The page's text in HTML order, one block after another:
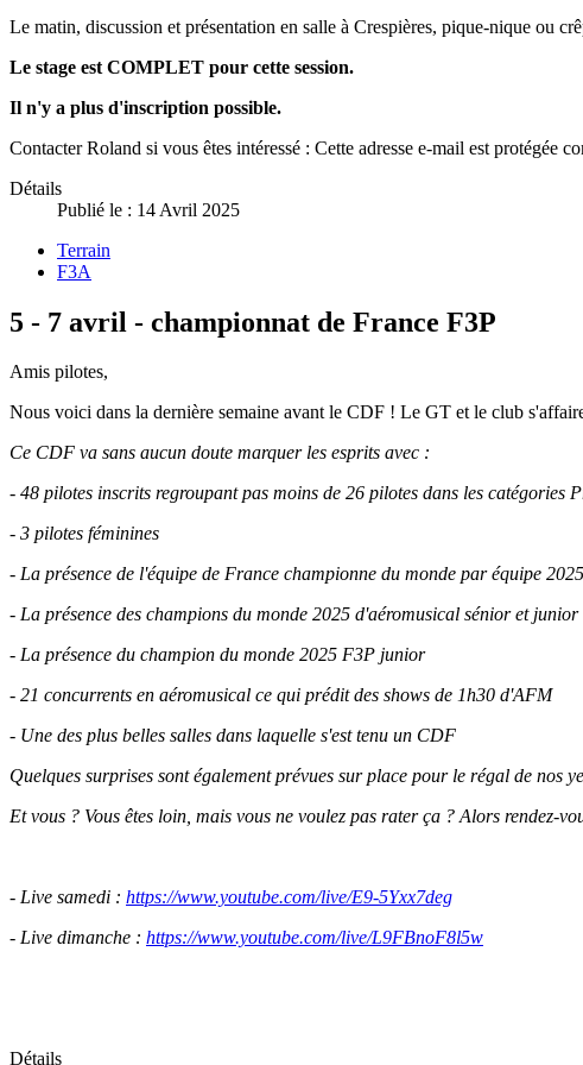
Le matin, discussion et présentation en salle à Crespières, pique-nique ou
Le stage est COMPLET pour cette session.
Il n'y a plus d'inscription possible.
Contacter Roland si vous êtes intéressé : Cette adresse e-mail est protégée
Détails
Publié le : 14 Avril 2025
Terrain
F3A
5 - 7 avril - championnat de France F3P
Amis pilotes,
Nous voici dans la dernière semaine avant le CDF ! Le GT et le club
Ce CDF va sans aucun doute marquer les esprits avec :
- 48 pilotes inscrits regroupant pas moins de 26 pilotes dans les catégories
- 3 pilotes féminines
- La présence de l'équipe de France championne du monde par équipe 2025
- La présence des champions du monde 2025 d'aéromusical sénior et junior
- La présence du champion du monde 2025 F3P junior
- 21 concurrents en aéromusical ce qui prédit des shows de 1h30 d'AFM
- Une des plus belles salles dans laquelle s'est tenu un CDF
Quelques surprises sont également prévues sur place pour le régal de nos
Et vous ? Vous êtes loin, mais vous ne voulez pas rater ça ? Alors rendez-
- Live samedi : https://www.youtube.com/live/E9-5Yxx7deg
- Live dimanche : https://www.youtube.com/live/L9FBnoF8l5w
Détails